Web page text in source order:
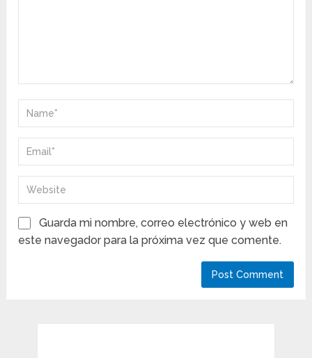
Guarda mi nombre, correo electrónico y web en
este navegador para la próxima vez que comente.